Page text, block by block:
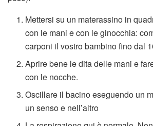
Mettersi su un materassino in
con le mani e con le ginocchia:
carponi il vostro bambino fino dal
Aprire bene le dita delle mani e
con le nocche.
Oscillare il bacino eseguendo un
un senso e nell’altro